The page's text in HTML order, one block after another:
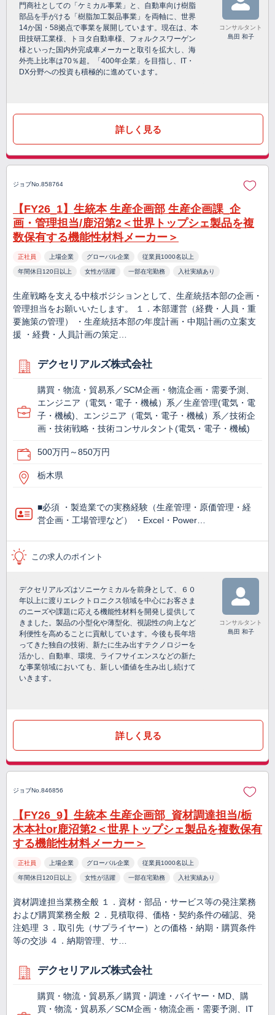
門商社としての「ケミカル事業」と、自動車向け樹脂
部品を手がける「樹脂加工製品事業」を両軸に、世界
14か国・58拠点で事業を展開しています。現在は、本
田技研工業様、トヨタ自動車様、フォルクスワーゲン
様といった国内外完成車メーカーと取引を拡大し、海
外売上比率は70％超。「400年企業」を目指し、IT・
DX分野への投資も積極的に進めています。
コンサルタント
島田 和子
詳しく見る
ジョブNo.858764
【FY26_1】生統本 生産企画部 生産企画課_企
画・管理担当/鹿沼第2＜世界トップシェ製品を複
数保有する機能性材料メーカー＞
正社員 上場企業 グローバル企業 従業員1000名以上
年間休日120日以上 女性が活躍 一部在宅勤務 入社実績あり
生産戦略を支える中核ポジションとして、生産統括本部の企画・
管理担当をお願いいたします。 １．本部運営（経費・人員・重
要施策の管理） ・生産統括本部の年度計画・中期計画の立案支
援 ・経費・人員計画の策定…
デクセリアルズ株式会社
購買・物流・貿易系／SCM企画・物流企画・需要予測、
エンジニア（電気・電子・機械）系／生産管理(電気・電
子・機械)、エンジニア（電気・電子・機械）系／技術企
画・技術戦略・技術コンサルタント(電気・電子・機械)
500万円～850万円
栃木県
■必須 ・製造業での実務経験（生産管理・原価管理・経
営企画・工場管理など） ・Excel・Power…
この求人のポイント
デクセリアルズはソニーケミカルを前身として、６０
年以上に渡りエレクトロニクス領域を中心にお客さま
のニーズや課題に応える機能性材料を開発し提供して
きました。製品の小型化や薄型化、視認性の向上など
利便性を高めることに貢献しています。今後も長年培
ってきた独自の技術、新たに生み出すテクノロジーを
活かし、自動車、環境、ライフサイエンスなどの新た
な事業領域においても、新しい価値を生み出し続けて
いきます。
コンサルタント
島田 和子
詳しく見る
ジョブNo.846856
【FY26_9】生統本 生産企画部_資材調達担当/栃
木本社or鹿沼第2＜世界トップシェ製品を複数保有
する機能性材料メーカー＞
正社員 上場企業 グローバル企業 従業員1000名以上
年間休日120日以上 女性が活躍 一部在宅勤務 入社実績あり
資材調達担当業務全般 １．資材・部品・サービス等の発注業務
および購買業務全般 ２．見積取得、価格・契約条件の確認、発
注処理 ３．取引先（サプライヤー）との価格・納期・購買条件
等の交渉 ４．納期管理、サ…
デクセリアルズ株式会社
購買・物流・貿易系／購買・調達・バイヤー・MD、購
買・物流・貿易系／SCM企画・物流企画・需要予測、IT